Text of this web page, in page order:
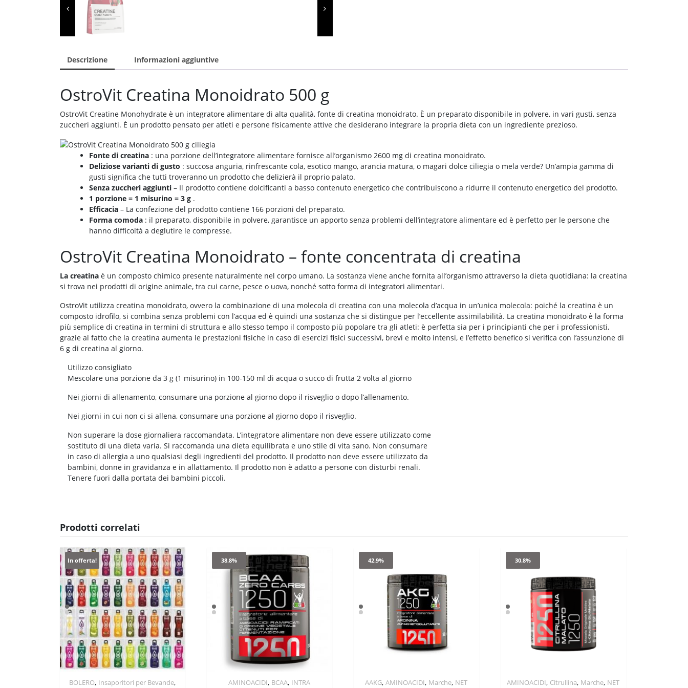
Descrizione Informazioni aggiuntive
OstroVit Creatina Monoidrato 500 g
OstroVit Creatine Monohydrate è un integratore alimentare di alta qualità, fonte di creatina monoidrato. È un preparato disponibile in polvere, in vari gusti, senza
zuccheri aggiunti. È un prodotto pensato per atleti e persone fisicamente attive che desiderano integrare la propria dieta con un ingrediente prezioso.
Fonte di creatina : una porzione dell’integratore alimentare fornisce all’organismo 2600 mg di creatina monoidrato.
Deliziose varianti di gusto : succosa anguria, rinfrescante cola, esotico mango, arancia matura, o magari dolce ciliegia o mela verde? Un’ampia gamma di
gusti significa che tutti troveranno un prodotto che delizierà il proprio palato.
Senza zuccheri aggiunti – Il prodotto contiene dolcificanti a basso contenuto energetico che contribuiscono a ridurre il contenuto energetico del prodotto.
1 porzione = 1 misurino = 3 g .
Efficacia – La confezione del prodotto contiene 166 porzioni del preparato.
Forma comoda : il preparato, disponibile in polvere, garantisce un apporto senza problemi dell’integratore alimentare ed è perfetto per le persone che
hanno difficoltà a deglutire le compresse.
OstroVit Creatina Monoidrato – fonte concentrata di creatina
La creatina è un composto chimico presente naturalmente nel corpo umano. La sostanza viene anche fornita all’organismo attraverso la dieta quotidiana: la creatina
si trova nei prodotti di origine animale, tra cui carne, pesce o uova, nonché sotto forma di integratori alimentari.
OstroVit utilizza creatina monoidrato, ovvero la combinazione di una molecola di creatina con una molecola d’acqua in un’unica molecola: poiché la creatina è un
composto idrofilo, si combina senza problemi con l’acqua ed è quindi una sostanza che si distingue per l’eccellente assimilabilità. La creatina monoidrato è la forma
più semplice di creatina in termini di struttura e allo stesso tempo il composto più popolare tra gli atleti: è perfetta sia per i principianti che per i professionisti,
grazie al fatto che la creatina aumenta le prestazioni fisiche in caso di esercizi fisici successivi, brevi e molto intensi, e l’effetto benefico si verifica con l’assunzione di
6 g di creatina al giorno.
Utilizzo consigliato
Mescolare una porzione da 3 g (1 misurino) in 100-150 ml di acqua o succo di frutta 2 volta al giorno
Nei giorni di allenamento, consumare una porzione al giorno dopo il risveglio o dopo l’allenamento.
Nei giorni in cui non ci si allena, consumare una porzione al giorno dopo il risveglio.
Non superare la dose giornaliera raccomandata. L’integratore alimentare non deve essere utilizzato come
sostituto di una dieta varia. Si raccomanda una dieta equilibrata e uno stile di vita sano. Non consumare
in caso di allergia a uno qualsiasi degli ingredienti del prodotto. Il prodotto non deve essere utilizzato da
bambini, donne in gravidanza e in allattamento. Il prodotto non è adatto a persone con disturbi renali.
Tenere fuori dalla portata dei bambini piccoli.
Prodotti correlati
In offerta!
BOLERO, Insaporitori per Bevande,
38.8%
AMINOACIDI, BCAA, INTRA
42.9%
AAKG,AMINOACIDI, Marche, NET
30.8%
AMINOACIDI, Citrullina, Marche, NET